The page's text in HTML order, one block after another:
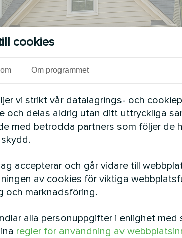
area och volym, kvaliteten på
av ventilationssystem samt de
cookies
Om programmet
vi strikt vår datalagrings- och
och delas aldrig utan ditt uttryckliga
med betrodda partners som följer de
accepterar och går vidare till
av cookies för viktiga
och marknadsföring.
alla personuppgifter i enlighet med
regler för användning av